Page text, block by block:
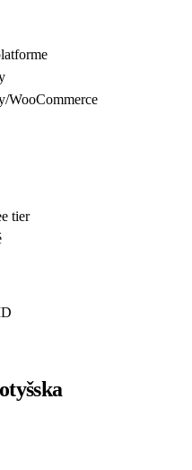
WooCommerce
tier